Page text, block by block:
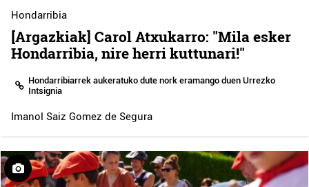
Hondarribia
[Argazkiak] Carol Atxukarro: "Mila esker
Hondarribia, nire herri kuttunari!"
Hondarribiarrek aukeratuko dute nork eramango duen Urrezko
Intsignia
Imanol Saiz Gomez de Segura